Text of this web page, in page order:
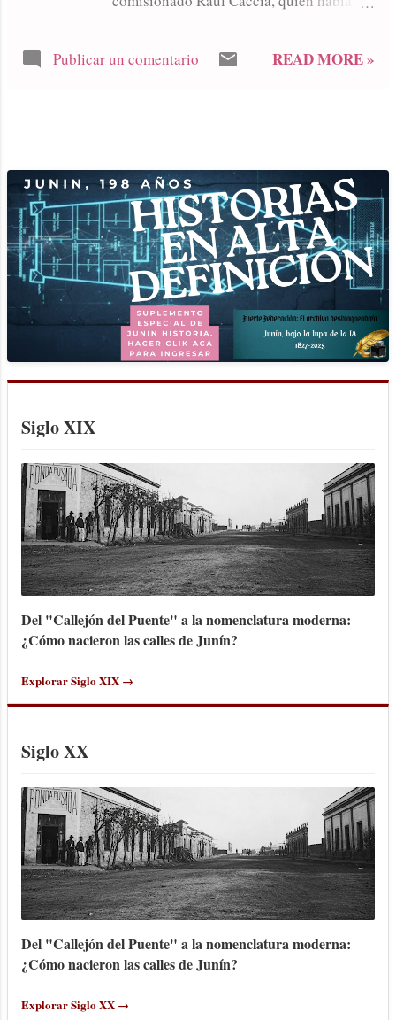
golpe militar que derrocó al presidente
comisionado. Arribó a Junín el 4 de enero
de 1968, y ejerció el cargo hasta ser
reemplazado ese mismo año por Pablo
Bava Bussalino. Tres años después
ocurriría una situación similar cuando el
coronel Degano renunció al cargo de
intendente. El 29 de junio de 1971 el
brigadier Horacio Rivara, gobernador de
facto de la provincia, designó en forma
interina nuevamente a Raúl López
Pedraza para ocupar el cargo de
Publicar un comentario READ MORE »
Siglo XIX
Del "Callejón del Puente" a la nomenclatura moderna:
¿Cómo nacieron las calles de Junín?
Explorar Siglo XIX →
Siglo XX
Del "Callejón del Puente" a la nomenclatura moderna:
¿Cómo nacieron las calles de Junín?
Explorar Siglo XX →